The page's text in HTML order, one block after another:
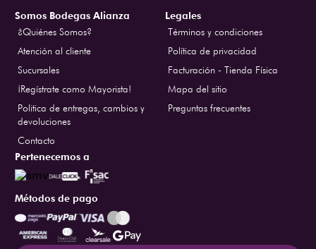
Somos Bodegas Alianza
¿Quiénes Somos?
Atención al cliente
Sucursales
¡Regístrate como Mayorista!
Politica de entregas, cambios y
devoluciones
Contacto
Legales
Términos y condiciones
Política de privacidad
Facturación - Tienda Física
Mapa del sitio
Preguntas frecuentes
Pertenecemos a
Métodos de pago